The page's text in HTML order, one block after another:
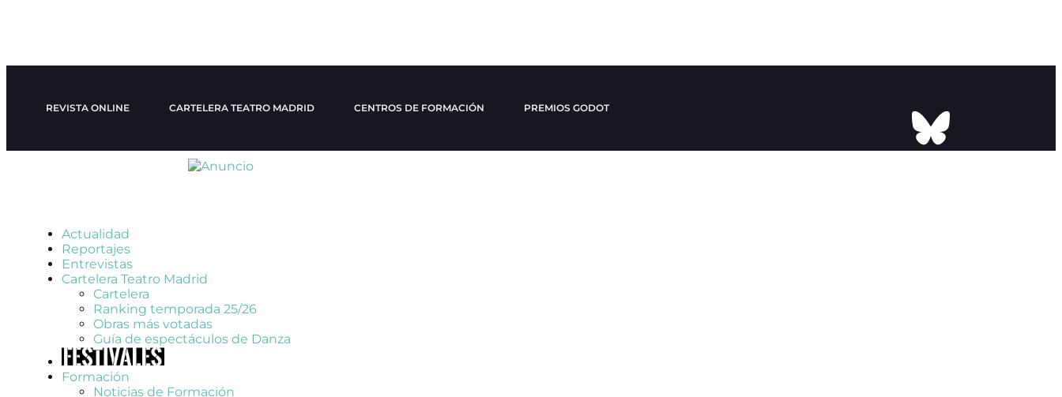
REVISTA ONLINE CARTELERA TEATRO MADRID CENTROS DE FORMACIÓN PREMIOS GODOT
Actualidad
Reportajes
Entrevistas
Cartelera Teatro Madrid
Cartelera
Ranking temporada 25/26
Obras más votadas
Guía de espectáculos de Danza
Formación
Noticias de Formación